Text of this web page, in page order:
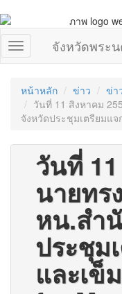
จังหวัดพระ
หน้าหลัก ข่าว
ข่า
วันที่ 11 สิงหาคม
จังหวัดประชุมเตรียมแจ
วันที่
นายทร
หน.สำ
ประชุม
และเข็